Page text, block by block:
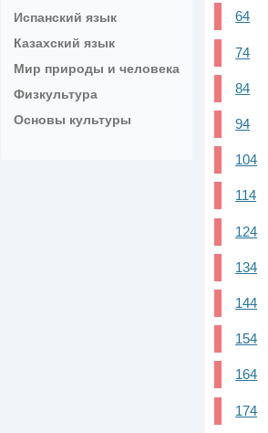
Испанский язык
Казахский язык
Мир природы и человека
Физкультура
Основы культуры
64
74
84
94
104
114
124
134
144
154
164
174